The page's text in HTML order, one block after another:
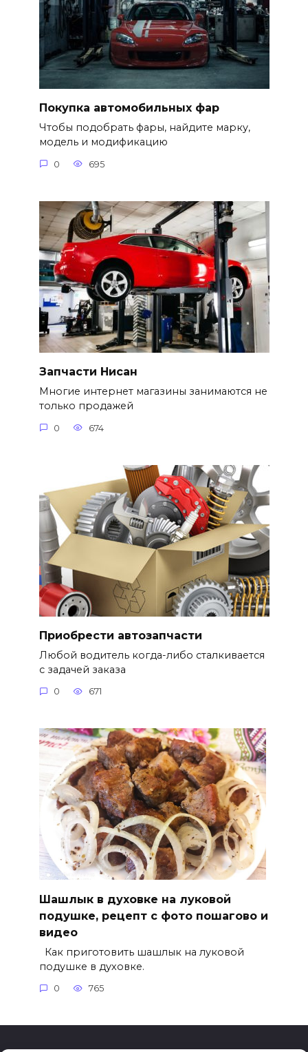
Покупка автомобильных фар
Чтобы подобрать фары, найдите марку,
модель и модификацию
0 695
Запчасти Нисан
Многие интернет магазины занимаются не
только продажей
0 674
Приобрести автозапчасти
Любой водитель когда-либо сталкивается
с задачей заказа
0 671
Шашлык в духовке на луковой
подушке, рецепт с фото пошагово и
видео
Как приготовить шашлык на луковой
подушке в духовке.
0 765